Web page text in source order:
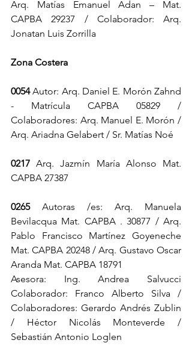
Arq. Matías Emanuel Adan – Mat.
CAPBA 29237 / Colaborador: Arq.
Jonatan Luis Zorrilla
Zona Costera
0054 Autor: Arq. Daniel E. Morón Zahnd
- Matrícula CAPBA 05829 /
Colaboradores: Arq. Manuel E. Morón /
Arq. Ariadna Gelabert / Sr. Matías Noé
0217 Arq. Jazmín María Alonso Mat.
CAPBA 27387
0265 Autoras /es: Arq. Manuela
Bevilacqua Mat. CAPBA . 30877 / Arq.
Pablo Francisco Martínez Goyeneche
Mat. CAPBA 20248 / Arq. Gustavo Oscar
Aranda Mat. CAPBA 18791
Asesora: Ing. Andrea Salvucci
Colaborador: Franco Alberto Silva /
Colaboradores: Gerardo Andrés Zublin
/ Héctor Nicolás Monteverde /
Sebastián Antonio Loglen